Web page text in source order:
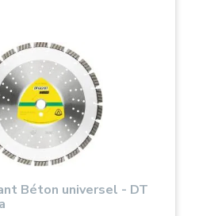
Béton universel - DT